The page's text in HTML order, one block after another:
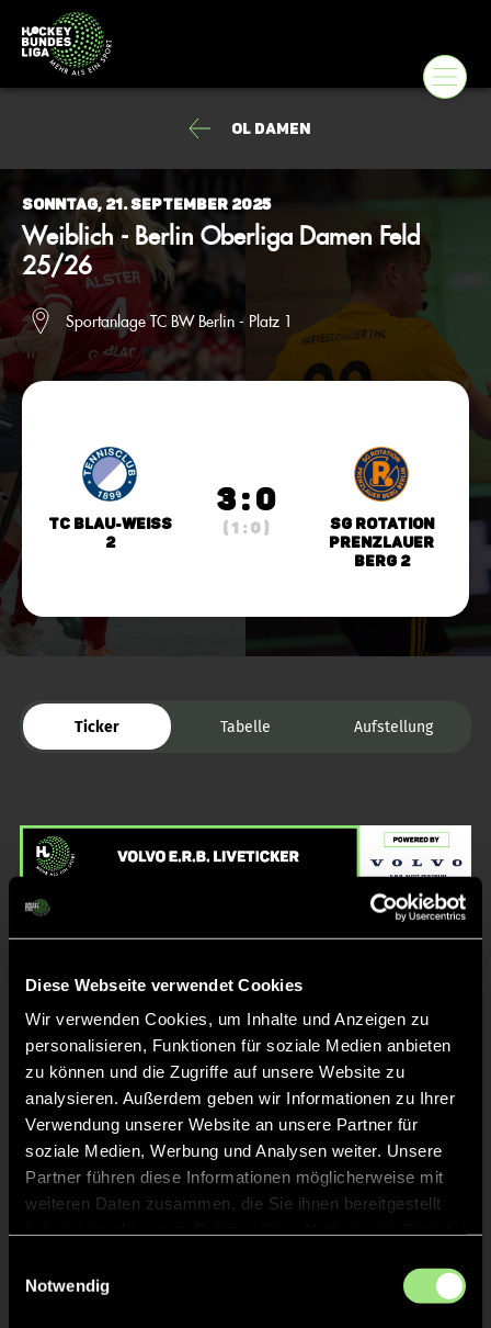
Diese Webseite verwendet Cookies
Wir verwenden Cookies, um Inhalte und Anzeigen zu
personalisieren, Funktionen für soziale Medien anbieten
zu können und die Zugriffe auf unsere Website zu
analysieren. Außerdem geben wir Informationen zu Ihrer
Verwendung unserer Website an unsere Partner für
soziale Medien, Werbung und Analysen weiter. Unsere
Partner führen diese Informationen möglicherweise mit
weiteren Daten zusammen, die Sie ihnen bereitgestellt
Notwendig
OL Damen
Sonntag, 21. September 2025
Weiblich - Berlin Oberliga Damen Feld
25/26
Sportanlage TC BW Berlin - Platz 1
TC Blau-Weiss
2
3 : 0
( 1 : 0 )
SG Rotation
Prenzlauer
Berg 2
Ticker Tabelle Aufstellung
Liveticker
Abpfiff
Spiel beendet
46' TOR 3:0, FELDTOR
31' TOR 2:0, FELDTOR